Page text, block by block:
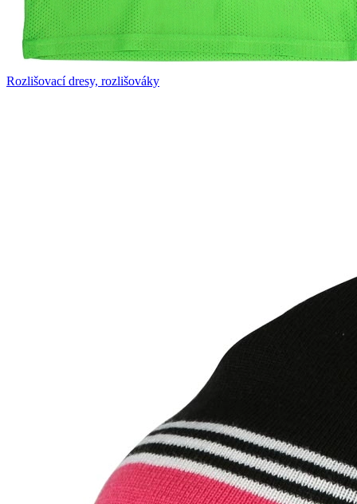
Rozlišovací dresy, rozlišováky